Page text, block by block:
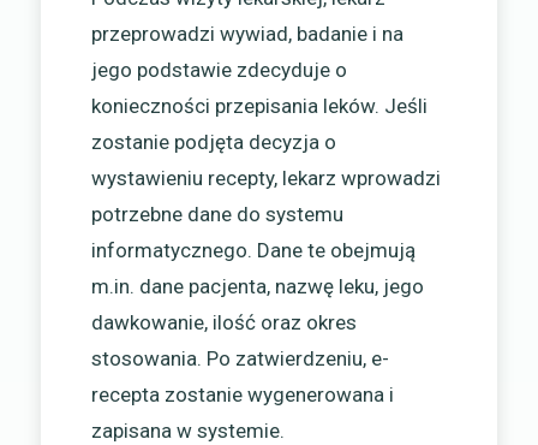
przeprowadzi wywiad, badanie i na
jego podstawie zdecyduje o
konieczności przepisania leków. Jeśli
zostanie podjęta decyzja o
wystawieniu recepty, lekarz wprowadzi
potrzebne dane do systemu
informatycznego. Dane te obejmują
m.in. dane pacjenta, nazwę leku, jego
dawkowanie, ilość oraz okres
stosowania. Po zatwierdzeniu, e-
recepta zostanie wygenerowana i
zapisana w systemie.